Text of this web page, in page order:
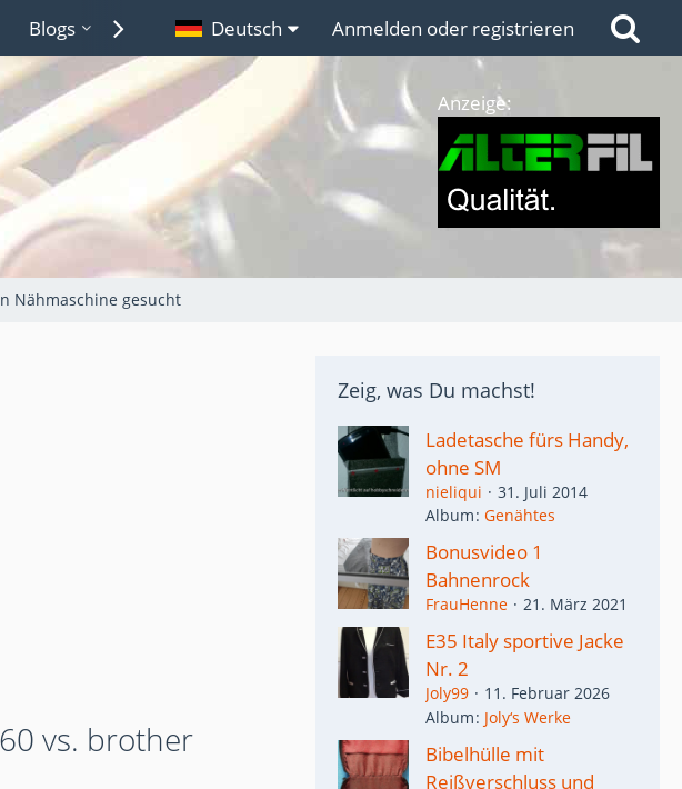
Blogs Lexikon Links
Deutsch Anmelden oder registrieren
Anzeige:
Nähmaschine gesucht
vs. brother
Zeig, was Du machst!
Ladetasche fürs Handy,
ohne SM
nieliqui
31. Juli 2014
Album Genähtes
Bonusvideo 1
Bahnenrock
FrauHenne 21. März 2021
E35 Italy sportive Jacke
Nr. 2
Joly99
11. Februar 2026
Album Joly‘s Werke
Bibelhülle mit
Reißverschluss und